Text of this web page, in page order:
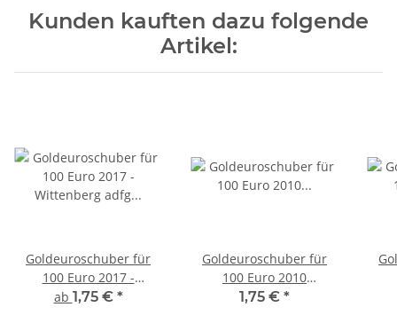
Kunden kauften dazu folgende
Artikel:
Goldeuroschuber für
100 Euro 2017 -
Wittenberg adfg oder j
ab 1,75 € *
Goldeuroschuber für
100 Euro 2010
"Würzburg" adfg oder j
1,75 € *